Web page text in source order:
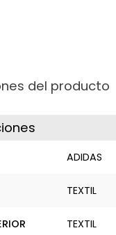
del producto
ADIDAS
TEXTIL
TEXTIL